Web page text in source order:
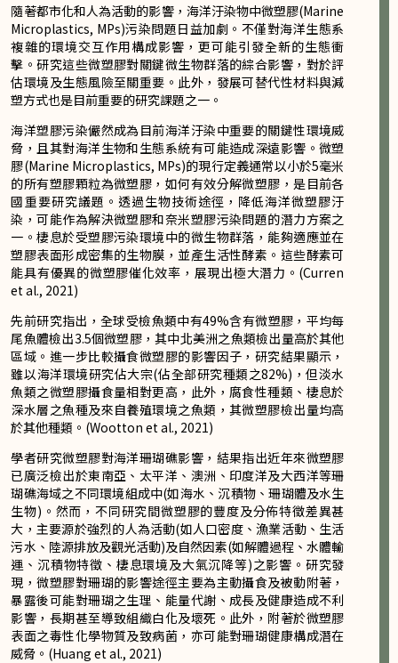
隨著都市化和人為活動的影響，海洋汙染物中微塑膠(Marine
Microplastics, MPs)污染問題日益加劇。不僅對海洋生態系
複雜的環境交互作用構成影響，更可能引發全新的生態衝
擊。研究這些微塑膠對關鍵微生物群落的綜合影響，對於評
估環境及生態風險至關重要。此外，發展可替代性材料與減
塑方式也是目前重要的研究課題之一。
海洋塑膠污染儼然成為目前海洋汙染中重要的關鍵性環境威
脅，且其對海洋生物和生態系統有可能造成深遠影響。微塑
膠(Marine Microplastics, MPs)的現行定義通常以小於5毫米
的所有塑膠顆粒為微塑膠，如何有效分解微塑膠，是目前各
國重要研究議題。透過生物技術途徑，降低海洋微塑膠汙
染，可能作為解決微塑膠和奈米塑膠污染問題的潛力方案之
一。棲息於受塑膠污染環境中的微生物群落，能夠適應並在
塑膠表面形成密集的生物膜，並產生活性酵素。這些酵素可
能具有優異的微塑膠催化效率，展現出極大潛力。(Curren
et al., 2021)
先前研究指出，全球受檢魚類中有49%含有微塑膠，平均每
尾魚體檢出3.5個微塑膠，其中北美洲之魚類檢出量高於其他
區域。進一步比較攝食微塑膠的影響因子，研究結果顯示，
雖以海洋環境研究佔大宗(佔全部研究種類之82%)，但淡水
魚類之微塑膠攝食量相對更高，此外，腐食性種類、棲息於
深水層之魚種及來自養殖環境之魚類，其微塑膠檢出量均高
於其他種類。(Wootton et al., 2021)
學者研究微塑膠對海洋珊瑚礁影響，結果指出近年來微塑膠
已廣泛檢出於東南亞、太平洋、澳洲、印度洋及大西洋等珊
瑚礁海域之不同環境組成中(如海水、沉積物、珊瑚體及水生
生物)。然而，不同研究間微塑膠的豐度及分佈特徵差異甚
大，主要源於強烈的人為活動(如人口密度、漁業活動、生活
污水、陸源排放及觀光活動)及自然因素(如解體過程、水體輸
運、沉積物特徵、棲息環境及大氣沉降等)之影響。研究發
現，微塑膠對珊瑚的影響途徑主要為主動攝食及被動附著，
暴露後可能對珊瑚之生理、能量代謝、成長及健康造成不利
影響，長期甚至導致組織白化及壞死。此外，附著於微塑膠
表面之毒性化學物質及致病菌，亦可能對珊瑚健康構成潛在
威脅。(Huang et al., 2021)